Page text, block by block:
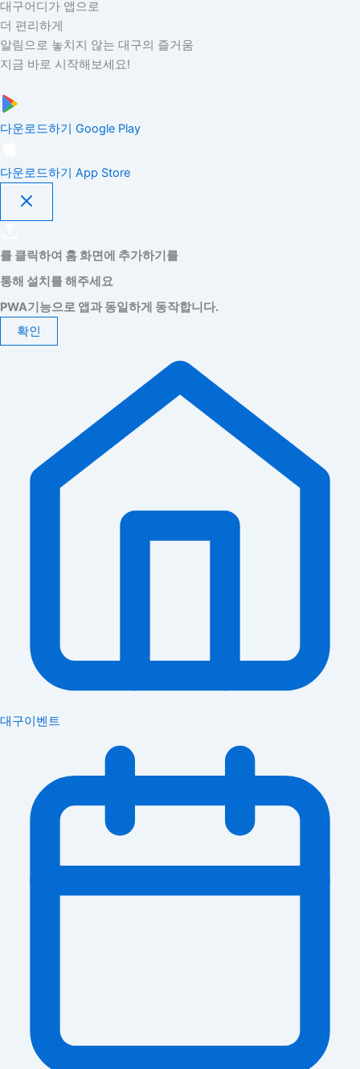
대구어디가 앱으로
더 편리하게
알림으로 놓치지 않는 대구의 즐거움
지금 바로 시작해보세요!
다운로드하기 Google Play
다운로드하기 App Store
를 클릭하여 홈 화면에 추가하기를
통해 설치를 해주세요
PWA기능으로 앱과 동일하게 동작합니다.
확인
대구이벤트